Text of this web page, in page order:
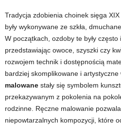
Tradycja zdobienia choinek sięga
były wykonywane ze szkła,
W początkach, ozdoby te były często
przedstawiając owoce, szyszki czy
rozwojem technik i dostępnością
bardziej skomplikowane i artystyczne
malowane stały się symbolem
przekazywanym z pokolenia na
rodzinne. Ręczne malowanie
niepowtarzalnych kompozycji, które